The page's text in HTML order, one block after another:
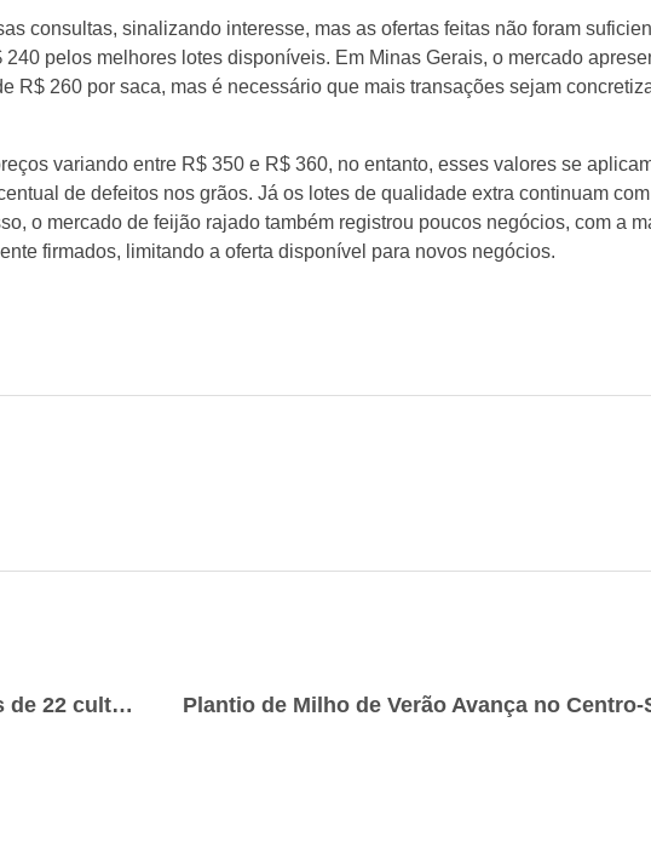
consultas, sinalizando interesse, mas as ofertas feitas não foram
pelos melhores lotes disponíveis. Em Minas Gerais, o mercado
R$ 260 por saca, mas é necessário que mais transações sejam
variando entre R$ 350 e R$ 360, no entanto, esses valores se
de defeitos nos grãos. Já os lotes de qualidade extra continuam
o mercado de feijão rajado também registrou poucos negócios, com a
firmados, limitando a oferta disponível para novos negócios.
VBP 2023: confira as cidades campeãs de 22 culturas do agronegócio paranaense